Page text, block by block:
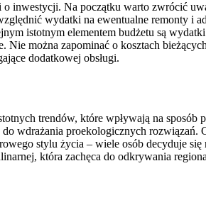
o inwestycji. Na początku warto zwrócić
wydatki na ewentualne remonty i
istotnym elementem budżetu są
można zapominać o kosztach
dodatkowej obsługi.
trendów, które wpływają na sposób
wdrażania proekologicznych rozwiązań.
stylu życia – wiele osób decyduje
która zachęca do odkrywania